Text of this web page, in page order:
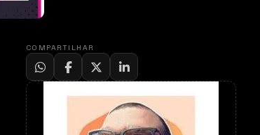
COMPARTILHAR